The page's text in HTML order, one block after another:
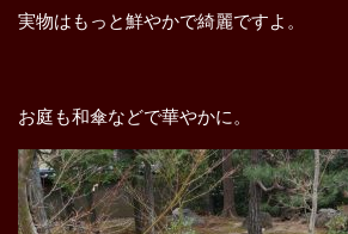
実物はもっと鮮やかで綺麗ですよ。
お庭も和傘などで華やかに。